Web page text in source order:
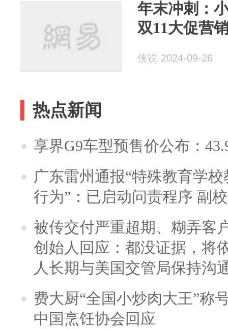
年末冲刺：
双11大促营
侠说 2024-09-26
热点新闻
享界G9车型预售价公布：
广东雷州通报“特殊教育学
行为”：已启动问责程序 副
被传交付严重超期、糊弄客
创始人回应：都没证据，将
人长期与美国交管局保持沟
费大厨“全国小炒肉大王”称
中国烹饪协会回应